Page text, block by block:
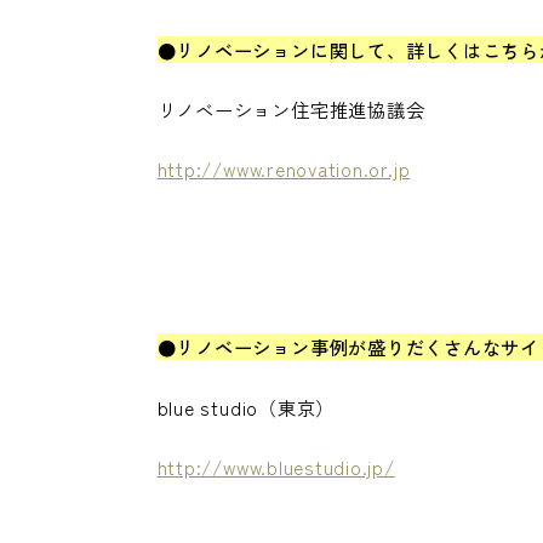
●リノベーションに関して、詳しくはこち
リノベーション住宅推進協議会
http://www.renovation.or.jp
●リノベーション事例が盛りだくさんなサ
blue studio（東京）
http://www.bluestudio.jp/